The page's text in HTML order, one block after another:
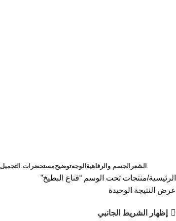
الشعر الجسم والرفاهية الوجهتوضيحمستحضرات التجميل
الرئيسية منتجات تحت الوسم “قناع البطيخ”
عرض النتيجة الوحيدة
إظهار الشريط الجانبي